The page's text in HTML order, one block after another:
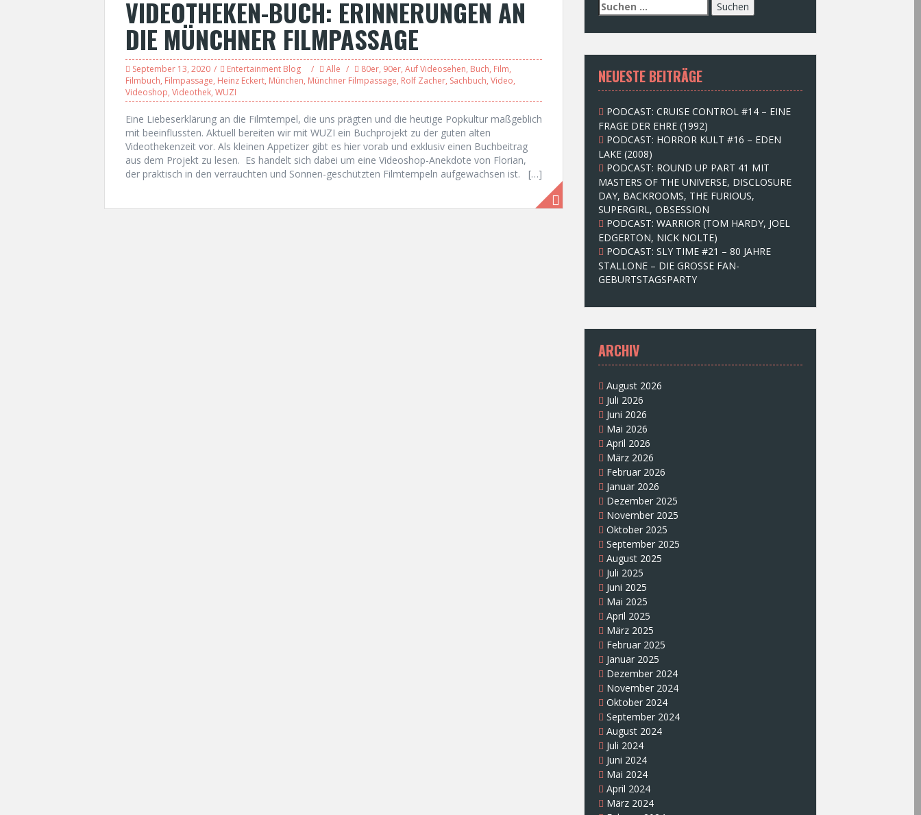
VIDEOTHEKEN-BUCH: ERINNERUNGEN AN
DIE MÜNCHNER FILMPASSAGE
September 13, 2020 Entertainment Blog Alle 80er, 90er, Auf Videosehen, Buch, Film,
Filmbuch, Filmpassage, Heinz Eckert, München, Münchner Filmpassage, Rolf Zacher, Sachbuch, Video,
Videoshop, Videothek, WUZI
Eine Liebeserklärung an die Filmtempel, die uns prägten und die heutige Popkultur maßgeblich
mit beeinflussten. Aktuell bereiten wir mit WUZI ein Buchprojekt zu der guten alten
Videothekenzeit vor. Als kleinen Appetizer gibt es hier vorab und exklusiv einen Buchbeitrag
aus dem Projekt zu lesen. Es handelt sich dabei um eine Videoshop-Anekdote von Florian,
der praktisch in den verrauchten und Sonnen-geschützten Filmtempeln aufgewachsen ist. […]
S
u
c
e
n
n
c
h
:
NEUESTE BEITRÄGE
PODCAST: CRUISE CONTROL #14 – EINE
FRAGE DER EHRE (1992)
PODCAST: HORROR KULT #16 – EDEN
LAKE (2008)
PODCAST: ROUND UP PART 41 MIT
MASTERS OF THE UNIVERSE, DISCLOSURE
DAY, BACKROOMS, THE FURIOUS,
SUPERGIRL, OBSESSION
PODCAST: WARRIOR (TOM HARDY, JOEL
EDGERTON, NICK NOLTE)
PODCAST: SLY TIME #21 – 80 JAHRE
STALLONE – DIE GROSSE FAN-
GEBURTSTAGSPARTY
ARCHIV
August 2026
Juli 2026
Juni 2026
Mai 2026
April 2026
März 2026
Februar 2026
Januar 2026
Dezember 2025
November 2025
Oktober 2025
September 2025
August 2025
Juli 2025
Juni 2025
Mai 2025
April 2025
März 2025
Februar 2025
Januar 2025
Dezember 2024
November 2024
Oktober 2024
September 2024
August 2024
Juli 2024
Juni 2024
Mai 2024
April 2024
März 2024